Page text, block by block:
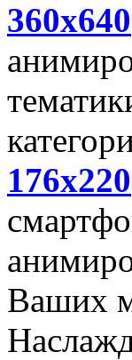
360x640
176x220
Ваших